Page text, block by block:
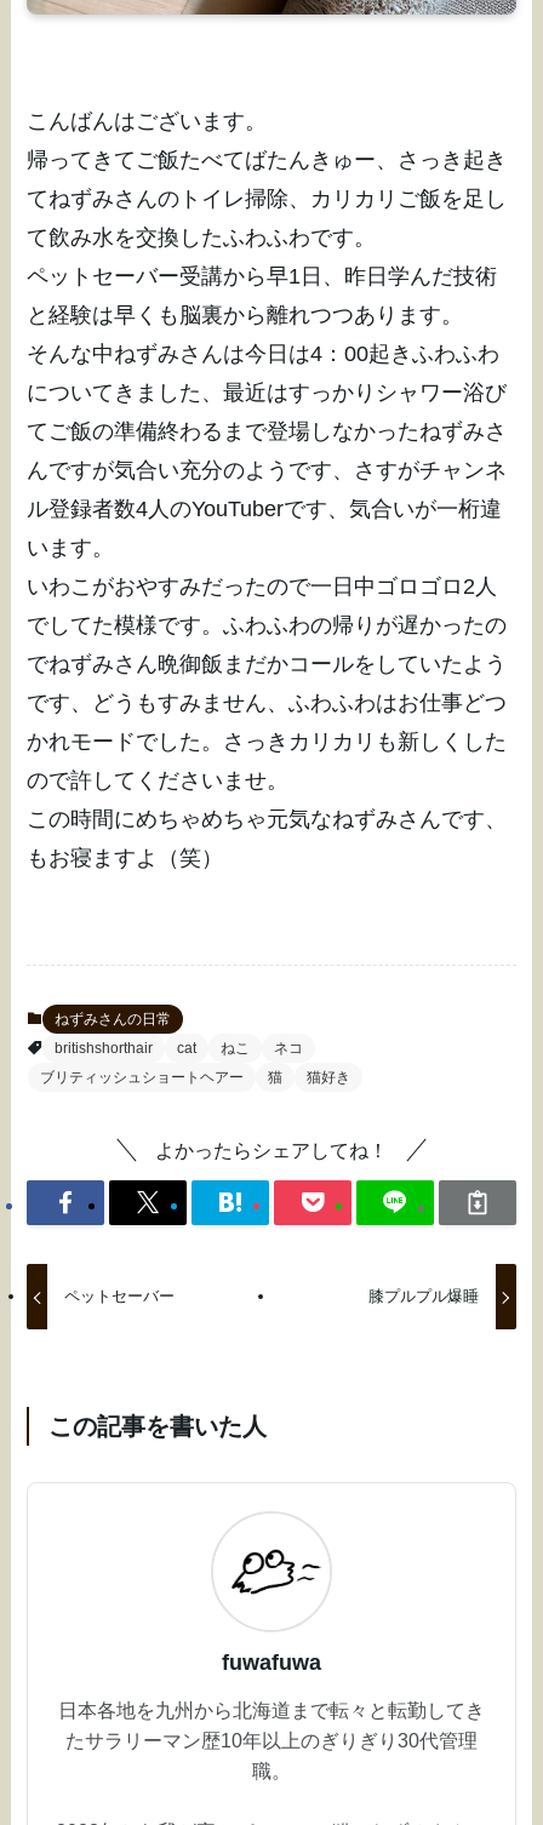
こんばんはございます。
帰ってきてご飯たべてばたんきゅー、さっき起き
てねずみさんのトイレ掃除、カリカリご飯を足し
て飲み水を交換したふわふわです。
ペットセーバー受講から早1日、昨日学んだ技術
と経験は早くも脳裏から離れつつあります。
そんな中ねずみさんは今日は4：00起きふわふわ
についてきました、最近はすっかりシャワー浴び
てご飯の準備終わるまで登場しなかったねずみさ
んですが気合い充分のようです、さすがチャンネ
ル登録者数4人のYouTuberです、気合いが一桁違
います。
いわこがおやすみだったので一日中ゴロゴロ2人
でしてた模様です。ふわふわの帰りが遅かったの
でねずみさん晩御飯まだかコールをしていたよう
です、どうもすみません、ふわふわはお仕事どつ
かれモードでした。さっきカリカリも新しくした
ので許してくださいませ。
この時間にめちゃめちゃ元気なねずみさんです、
もお寝ますよ（笑）
ねずみさんの日常
britishshorthair
cat ねこ
ネコ
ブリティッシュショートヘアー
猫 猫好き
よかったらシェアしてね！
ペットセーバー 膝プルプル爆睡
この記事を書いた人
fuwafuwa
日本各地を九州から北海道まで転々と転勤してき
たサラリーマン歴10年以上のぎりぎり30代管理
職。